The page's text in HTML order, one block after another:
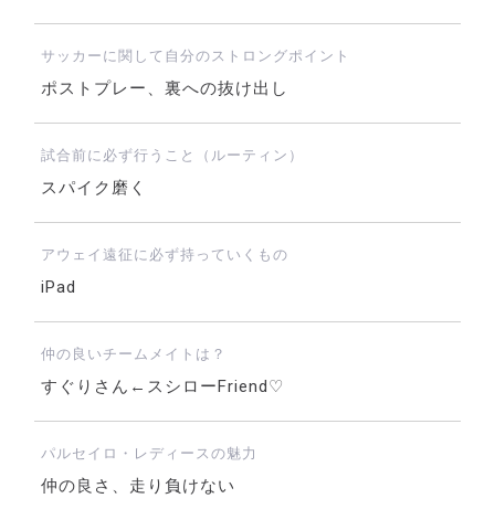
サッカーに関して自分のストロングポイント
ポストプレー、裏への抜け出し
試合前に必ず行うこと（ルーティン）
スパイク磨く
アウェイ遠征に必ず持っていくもの
iPad
仲の良いチームメイトは？
すぐりさん←スシローFriend♡
パルセイロ・レディースの魅力
仲の良さ、走り負けない